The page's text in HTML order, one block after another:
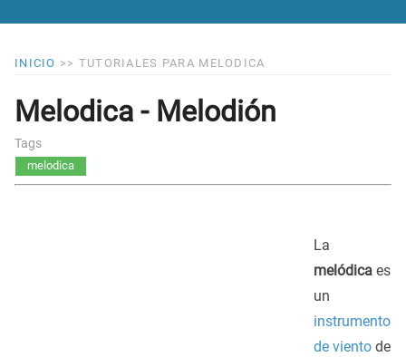
INICIO >> TUTORIALES PARA MELODICA
Melodica - Melodión
Tags
melodica
La
melódica es
un
instrumento
de viento de